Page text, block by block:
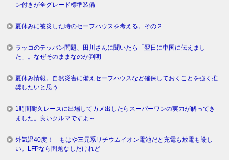
ン付きが全グレード標準装備
夏休みに被災した時のセーフハウスを考える。その２
ラッコのテッパン問題、田川さんに聞いたら「翌日に中国に伝えまし
た」。なぜそのままなのか判明
夏休み情報。自然災害に備えセーフハウスなど確保しておくことを強く推
奨したいと思う
1時間耐久レースに出場してカメ出したらスーパーワンの実力が解ってき
ました。良いクルマですよ～
外気温40度！ もはや三元系リチウムイオン電池だと充電も放電も厳し
い。LFPなら問題なしだけれど